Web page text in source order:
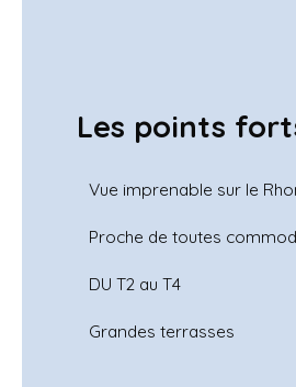
Les points
Vue imprenable sur le
Proche de toutes
DU T2 au T4
Grandes terrasses